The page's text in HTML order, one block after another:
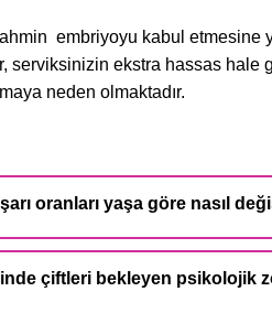
embriyoyu kabul etmesine
ekstra hassas hale
neden olmaktadır.
oranları yaşa göre nasıl
çiftleri bekleyen psikolojik